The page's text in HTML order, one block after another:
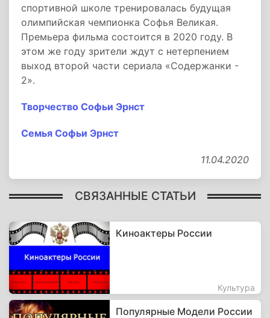
спортивной школе тренировалась будущая
олимпийская чемпионка Софья Великая.
Премьера фильма состоится в 2020 году. В
этом же году зрители ждут с нетерпением
выход второй части сериала «Содержанки -
2».
Творчество Софьи Эрнст
Семья Софьи Эрнст
11.04.2020
СВЯЗАННЫЕ СТАТЬИ
Киноактеры России
Культура
Популярные Модели России